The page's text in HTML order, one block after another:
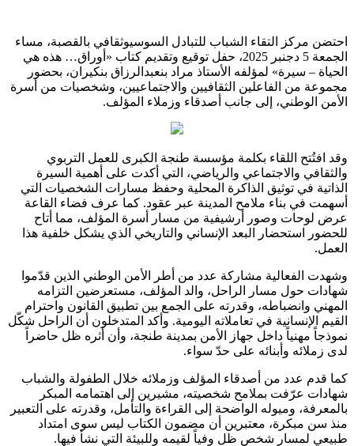
احتضن مركز التقاء الشباب للتبادل السوسيوثقافي بالقصبة، مساء
الجمعة 5 دجنبر 2025، حفل توقيع وتقديم كتاب «أوراق… هذه هي
الحياة – سيرة» لمؤلفه الأستاذ مراد بنعبدالرزاق بنكيران، بحضور
مجموعة من الفاعلين الثقافيين والاجتماعيين، وشخصيات من أسرة
الأمن الوطني، إلى جانب أصدقاء وزملاء المؤلف.
وقد افتُتح اللقاء بكلمة مؤسسة طنجة الكبرى للعمل التربوي
والثقافي والاجتماعي والرياضي، التي أكدت على أهمية السيرة
الذاتية في توثيق الذاكرة المحلية وحفظ مسارات الشخصيات التي
أسهمت في بناء ملامح المدينة عبر عقود. كما عرف فضاء القاعة
عرض لوحات وصور أرشيفية من مسار أسرة المؤلف، مما أتاح
للحضور استحضار البعد الإنساني والتاريخي الذي يشكل خلفية هذا
العمل.
وشهدت الفعالية مشاركة عدد من أطر الأمن الوطني الذين قدّموا
شهادات حول مسار الراحل، والد المؤلف، مستعرضين التزامه
المهني وانضباطه، وقدرته على الجمع بين تطبيق القانون واحترام
القيم الإنسانية في تعاملاته اليومية. وأكد المتدخلون أن الراحل شكّل
نموذجاً مهنياً داخل جهاز الأمن بمدينة طنجة، وأن أثره ظل حاضراً
لدى زملائه وأبنائه على حدّ سواء.
كما قدم عدد من أصدقاء المؤلف وزملائه خلال الطفولة والشباب
شهادات عرّفت بملامح شخصيته، مشيرين إلى اهتمامه المبكر
بالمعرفة، وميوله الواضحة إلى القراءة والتأمل، وقدرته على التعبير
منذ سن مبكرة، معتبرين أن مضمون الكتاب ليس سوى امتداد
طبيعي لمسار شخص ظل وفياً لقيمه وللبيئة التي نشأ فيها.